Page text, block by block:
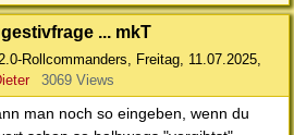
... mkT
Rollcommanders, Freitag, 11.07.2025,
3069 Views
man noch so eingeben, wenn du